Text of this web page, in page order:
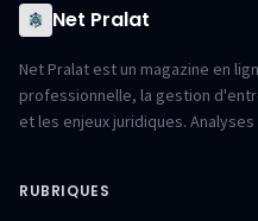
Net Pralat
Net Pralat est un magazine en
professionnelle, la gestion
et les enjeux juridiques.
RUBRIQUES